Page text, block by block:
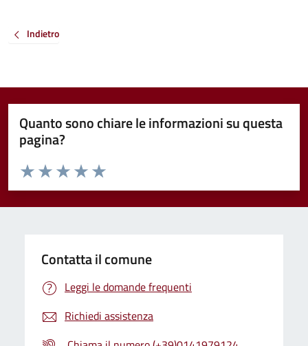
Indietro
Quanto sono chiare le informazioni su questa
pagina?
Valuta da 1 a 5 stelle la pagina
Valuta 5 stelle su 5
Valuta 4 stelle su 5
Valuta 3 stelle su 5
Valuta 2 stelle su 5
Valuta 1 stelle su 5
Contatta il comune
Leggi le domande frequenti
Richiedi assistenza